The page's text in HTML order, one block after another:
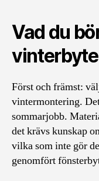
Vad du
vinterbyte
Först och främst:
vintermontering.
sommarjobb.
det krävs kunskap
vilka som inte gör
genomfört